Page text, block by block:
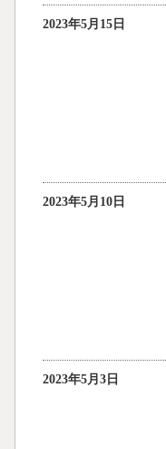
2023年5月15日
2023年5月10日
2023年5月3日